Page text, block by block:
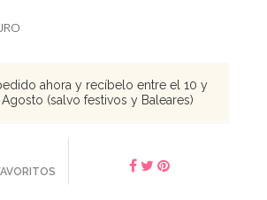
ahora y recíbelo entre el 10 y
Agosto (salvo festivos y Baleares)